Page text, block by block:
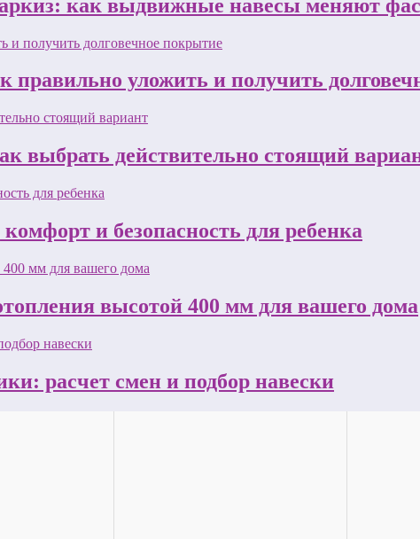
как выдвижные навесы меняют
правильно уложить и получить
выбрать действительно стоящий
и безопасность для ребенка
высотой 400 мм для вашего дома
расчет смен и подбор навески